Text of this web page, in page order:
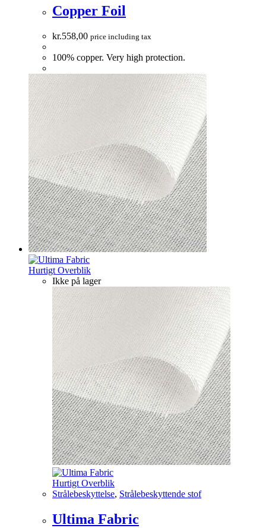
Copper Foil
kr.558,00 price including tax
100% copper. Very high protection.
Hurtigt Overblik
Ikke på lager
Hurtigt Overblik
Strålebeskyttelse, Strålebeskyttende stof
Ultima Fabric